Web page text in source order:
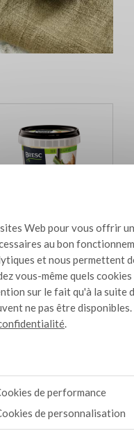
Web pour vous offrir
au bon
et nous permettent
vous-même quels
sur le fait qu'à la suite
ne pas être
.
de performance
de personnalisation
Purée de gingembre 450g
Bresc
Bresc